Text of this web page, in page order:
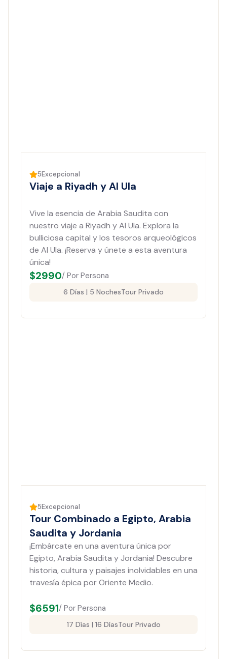
5Excepcional
Viaje a Riyadh y Al Ula
Vive la esencia de Arabia Saudita con
nuestro viaje a Riyadh y Al Ula. Explora la
bulliciosa capital y los tesoros arqueológicos
de Al Ula. ¡Reserva y únete a esta aventura
única!
$2990/ Por Persona
6 Días | 5 NochesTour Privado
5Excepcional
Tour Combinado a Egipto, Arabia
Saudita y Jordania
¡Embárcate en una aventura única por
Egipto, Arabia Saudita y Jordania! Descubre
historia, cultura y paisajes inolvidables en una
travesía épica por Oriente Medio.
$6591/ Por Persona
17 Días | 16 DíasTour Privado